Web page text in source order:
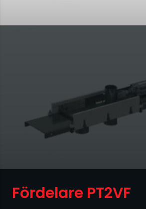
Jacob rörsystem
Kvarnar
Pneumatisk transport
Processvågar
Fördelare PT2VF